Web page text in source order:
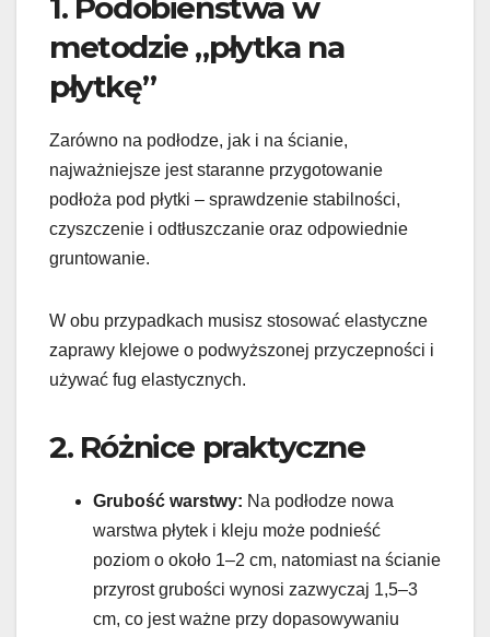
1. Podobieństwa w
metodzie „płytka na
płytkę”
Zarówno na podłodze, jak i na ścianie,
najważniejsze jest staranne przygotowanie
podłoża pod płytki – sprawdzenie stabilności,
czyszczenie i odtłuszczanie oraz odpowiednie
gruntowanie.
W obu przypadkach musisz stosować elastyczne
zaprawy klejowe o podwyższonej przyczepności i
używać fug elastycznych.
2. Różnice praktyczne
Grubość warstwy: Na podłodze nowa
warstwa płytek i kleju może podnieść
poziom o około 1–2 cm, natomiast na ścianie
przyrost grubości wynosi zazwyczaj 1,5–3
cm, co jest ważne przy dopasowywaniu